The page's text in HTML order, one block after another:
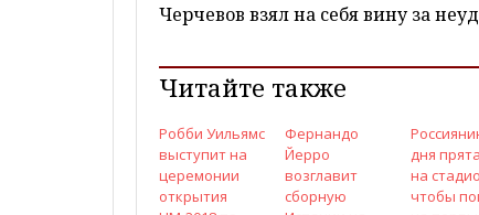
Черчевов взял на себя вину за
Читайте также
Робби Уильямс
выступит на
церемонии
открытия
Фернандо
Йерро
возглавит
сборную
дня
на
чтобы